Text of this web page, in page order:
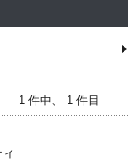
1 件中、 1 件目